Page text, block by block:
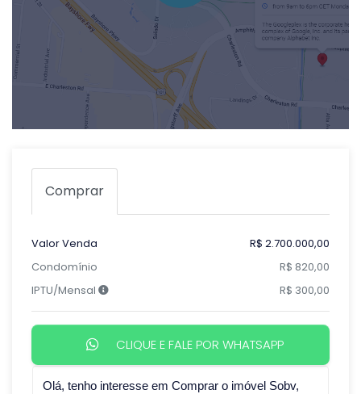
Comprar
Valor Venda
R$ 2.700.000,00
Condomínio
R$ 820,00
IPTU/Mensal
R$ 300,00
CLIQUE E FALE POR WHATSAPP